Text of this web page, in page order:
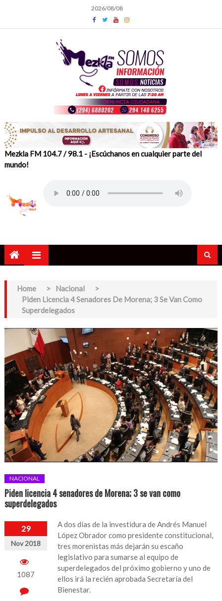
content
2026/08/08
Mezkla FM 104.7 / 98.1 - ¡Escúchanos en cualquier parte del
mundo!
Home > Nacional
>
Piden Licencia 4 Senadores De Morena; 3 Se Van Como
Superdelegados
NACIONAL
Piden licencia 4 senadores de Morena; 3 se van como
superdelegados
29
Nov 2018
1087
A dos días de la investidura de Andrés Manuel
López Obrador como presidente constitucional,
tres morenistas más dejarán su escaño
legislativo para sumarse al equipo de
superdelegados del próximo gobierno y uno de
ellos irá la recién aprobada Secretaría del
Bienestar.